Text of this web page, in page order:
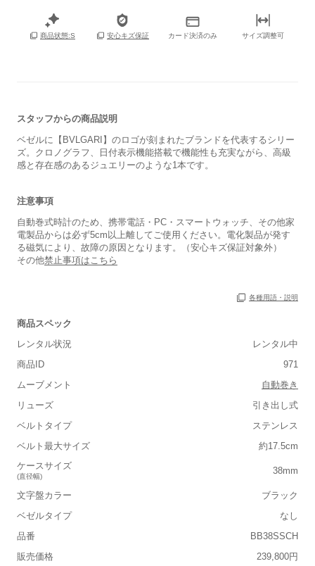
商品状態:S 安心キズ保証 カード決済のみ サイズ調整可
スタッフからの商品説明
ベゼルに【BVLGARI】のロゴが刻まれたブランドを代表するシリー
ズ。クロノグラフ、日付表示機能搭載で機能性も充実ながら、高級
感と存在感のあるジュエリーのような1本です。
注意事項
自動巻式時計のため、携帯電話・PC・スマートウォッチ、その他家
電製品からは必ず5cm以上離してご使用ください。電化製品が発す
る磁気により、故障の原因となります。（安心キズ保証対象外）
その他禁止事項はこちら
各種用語・説明
商品スペック
レンタル状況
レンタル中
商品ID
971
ムーブメント
自動巻き
リューズ
引き出し式
ベルトタイプ
ステンレス
ベルト最大サイズ
約17.5cm
ケースサイズ
(直径幅)
38mm
文字盤カラー
ブラック
ベゼルタイプ
なし
品番
BB38SSCH
販売価格
239,800円
■重さ(ベルト込み)
■ケースの大きさ
小さい 大きい
■装飾感